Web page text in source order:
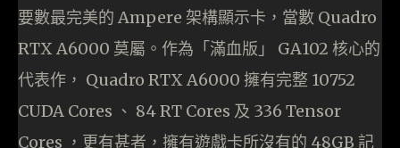
要數最完美的 Ampere 架構顯示卡，當數 Quadro
RTX A6000 莫屬。作為「滿血版」 GA102 核心的
代表作， Quadro RTX A6000 擁有完整 10752
CUDA Cores 、 84 RT Cores 及 336 Tensor
Cores ，更有甚者，擁有遊戲卡所沒有的 48GB 記